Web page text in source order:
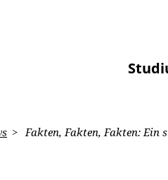
Fakten, Fakten, Fakten: Ein